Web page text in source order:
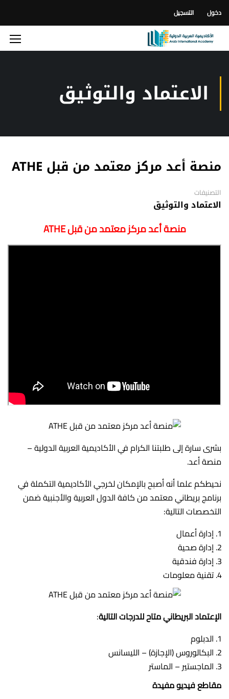
دخول التسجيل
الاعتماد والتوثيق
منصة أعد مركز معتمد من قبل ATHE
التصنيفات
الاعتماد والتوثيق
منصة أعد مركز معتمد من قبل ATHE
بشرى سارة إلى طلبتنا الكرام في الأكاديمية العربية الدولية –
منصة أعد.
نحيطكم علما أنه أصبح بالإمكان لخرجي الأكاديمية التكملة في
برنامج بريطاني معتمد من كافة الدول العربية والأجنبية ضمن
التخصصات التالية:
إدارة أعمال
إدارة صحية
إدارة فندقية
تقنية معلومات
الإعتماد البريطاني متاح للدرجات التالية:
الدبلوم
البكالوروس (الإجازة) – الليسانس
الماجستير – الماستر
مقاطع فيديو مفيدة